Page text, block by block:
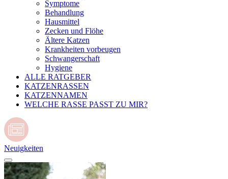
Symptome
Behandlung
Hausmittel
Zecken und Flöhe
Ältere Katzen
Krankheiten vorbeugen
Schwangerschaft
Hygiene
ALLE RATGEBER
KATZENRASSEN
KATZENNAMEN
WELCHE RASSE PASST ZU MIR?
Neuigkeiten